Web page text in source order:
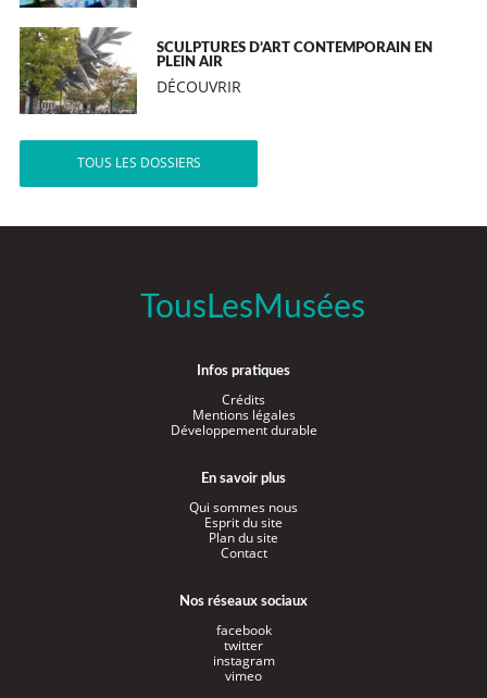
SCULPTURES D’ART CONTEMPORAIN EN
PLEIN AIR
DÉCOUVRIR
TOUS LES DOSSIERS
TousLesMusées
Infos pratiques
Crédits
Mentions légales
Développement durable
En savoir plus
Qui sommes nous
Esprit du site
Plan du site
Contact
Nos réseaux sociaux
facebook
twitter
instagram
vimeo